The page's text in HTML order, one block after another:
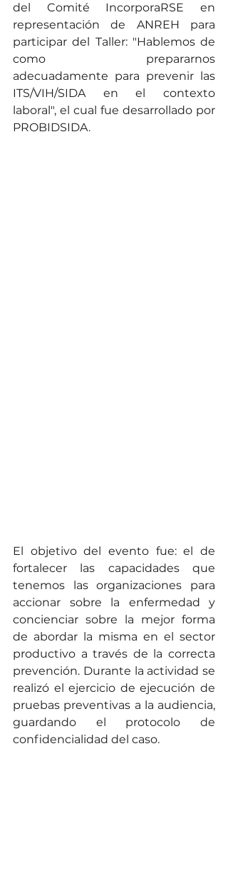
del Comité IncorporaRSE en
representación de ANREH para
participar del Taller: "Hablemos de
como prepararnos
adecuadamente para prevenir las
ITS/VIH/SIDA en el contexto
laboral", el cual fue desarrollado por
PROBIDSIDA.
El objetivo del evento fue: el de
fortalecer las capacidades que
tenemos las organizaciones para
accionar sobre la enfermedad y
concienciar sobre la mejor forma
de abordar la misma en el sector
productivo a través de la correcta
prevención. Durante la actividad se
realizó el ejercicio de ejecución de
pruebas preventivas a la audiencia,
guardando el protocolo de
confidencialidad del caso.